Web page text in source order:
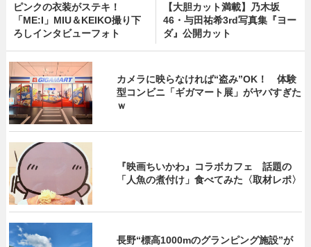
ピンクの衣装がステキ！
「ME:I」MIU＆KEIKO撮り下
ろしインタビューフォト
【大胆カット満載】乃木坂
46・与田祐希3rd写真集『ヨー
ダ』公開カット
カメラに映らなければ“盗み”OK！ 体験
型コンビニ「ギガマート展」がヤバすぎた
ｗ
『映画ちいかわ』コラボカフェ 話題の
「人魚の煮付け」食べてみた〈取材レポ〉
長野“標高1000mのグランピング施設”が